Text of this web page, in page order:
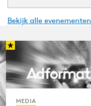
Bekijk alle evenementen
MEDIA